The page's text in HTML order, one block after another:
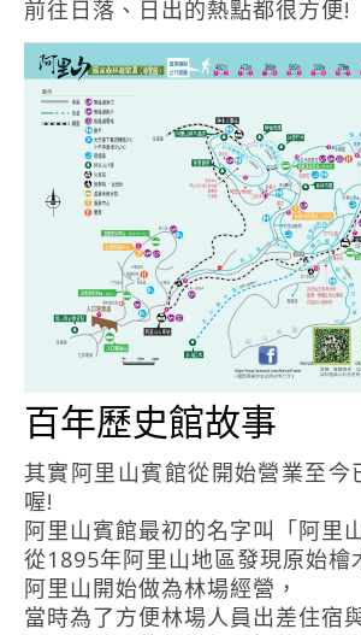
前往日落、日出的熱點都很方便!
百年歷史館故事
其實阿里山賓館從開始營業至今
喔!
阿里山賓館最初的名字叫「阿里
從1895年阿里山地區發現原始檜
阿里山開始做為林場經營，
當時為了方便林場人員出差住宿